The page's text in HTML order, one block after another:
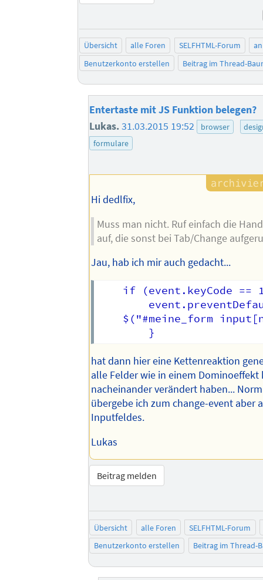
Übersicht alle Foren SELFHTML-Forum
Benutzerkonto erstellen
Beitrag im Thread-
Entertaste mit JS Funktion belegen?
Lukas.31.03.2015 19:52 browser
formulare
Hi dedlfix,
Muss man nicht. Ruf einfach die
auf, die sonst bei Tab/Change
Jau, hab ich mir auch gedacht...
if (event.keyCode ==
$("#meine_form
hat dann hier eine Kettenreaktion
alle Felder wie in einem
nacheinander verändert haben...
übergebe ich zum change-event aber
Inputfeldes.
Lukas
Beitrag melden
Übersicht alle Foren
SELFHTML-Forum
Benutzerkonto erstellen
Beitrag im Thread-